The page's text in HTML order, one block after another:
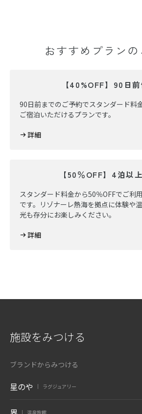
おすすめプランの
【40%OFF】90日
90日前までのご予約でスタンダード料
ご宿泊いただけるプランです。
詳細
【50％OFF】4泊以
スタンダード料金から50％OFFでご利
です。リゾナーレ熱海を拠点に体験や
光も存分にお楽しみください。
詳細
施設をみつける
ブランドからみつける
星のや ラグジュアリー
温泉旅館